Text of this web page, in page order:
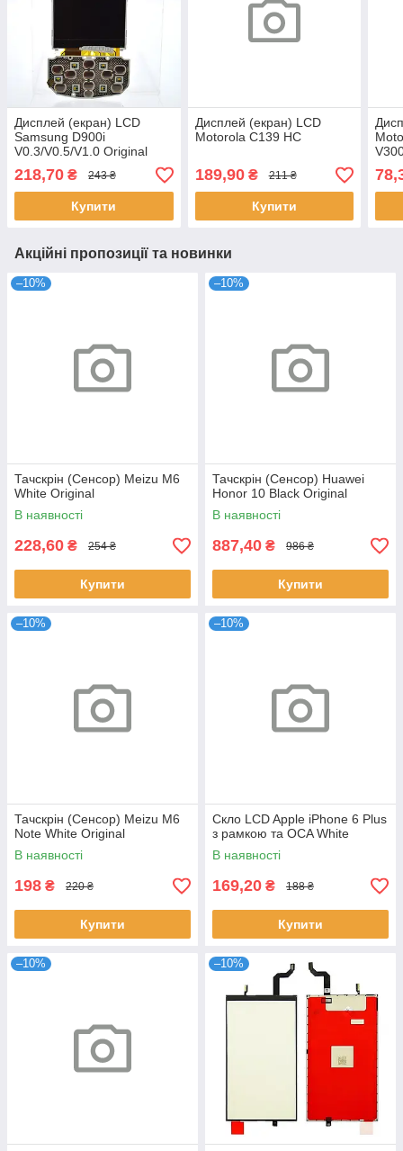
Дисплей (екран) LCD
Samsung D900i
V0.3/V0.5/V1.0 Original
218,70 ₴ 243 ₴
Купити
Дисплей (екран) LCD
Motorola C139 HC
189,90₴ 211 ₴
Купити
Акційні пропозиції та новинки
–10%
Тачскрін (Сенсор) Meizu M6
White Original
В наявності
228,60 ₴ 254 ₴
Купити
–10%
Тачскрін (Сенсор) Huawei
Honor 10 Black Original
В наявності
887,40 ₴ 986 ₴
Купити
–10%
Тачскрін (Сенсор) Meizu M6
Note White Original
В наявності
198 ₴ 220 ₴
Купити
–10%
Скло LCD Apple iPhone 6 Plus
з рамкою та OCA White
В наявності
169,20 ₴ 188 ₴
Купити
–10% –10%